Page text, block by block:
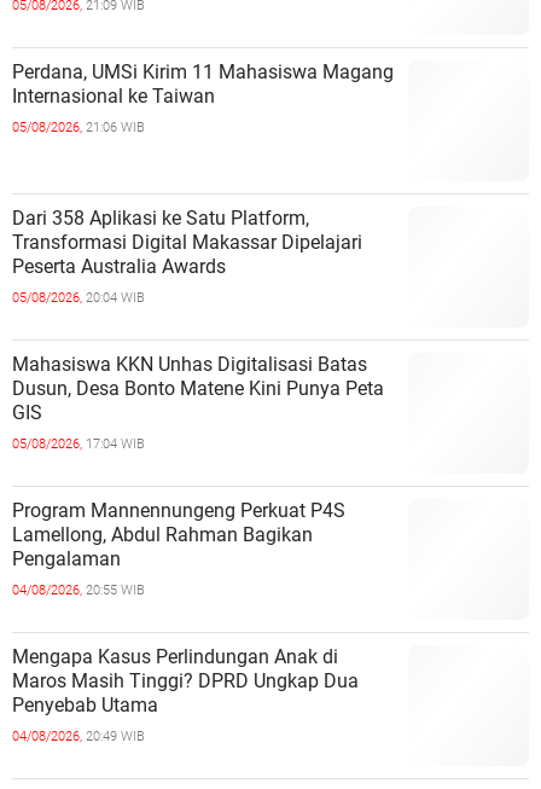
05/08/2026, 21:09 WIB
Perdana, UMSi Kirim 11 Mahasiswa Magang
Internasional ke Taiwan
05/08/2026, 21:06 WIB
Dari 358 Aplikasi ke Satu Platform,
Transformasi Digital Makassar Dipelajari
Peserta Australia Awards
05/08/2026, 20:04 WIB
Mahasiswa KKN Unhas Digitalisasi Batas
Dusun, Desa Bonto Matene Kini Punya Peta
GIS
05/08/2026, 17:04 WIB
Program Mannennungeng Perkuat P4S
Lamellong, Abdul Rahman Bagikan
Pengalaman
04/08/2026, 20:55 WIB
Mengapa Kasus Perlindungan Anak di
Maros Masih Tinggi? DPRD Ungkap Dua
Penyebab Utama
04/08/2026, 20:49 WIB